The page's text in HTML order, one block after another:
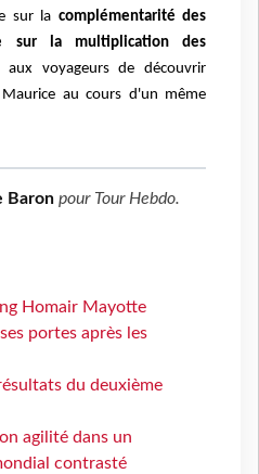
sur la complémentarité des
sur la multiplication des
voyageurs de découvrir
au cours d'un même
Baron pour Tour Hebdo.
Homair Mayotte
portes après les
du deuxième
agilité dans un
contrasté